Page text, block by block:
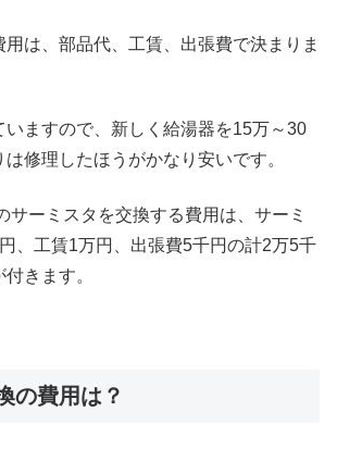
は、部品代、工賃、出張費で決まりま
いますので、新しく給湯器を15万～30
修理したほうがかなり安いです。
サーミスタを交換する費用は、サーミ
、工賃1万円、出張費5千円の計2万5千
きます。
の費用は？